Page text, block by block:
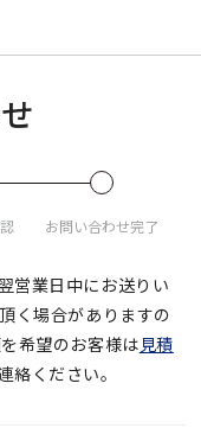
お問い合わせ完了
営業日中にお送りい
く場合がありますの
希望のお客様は見積
絡ください。